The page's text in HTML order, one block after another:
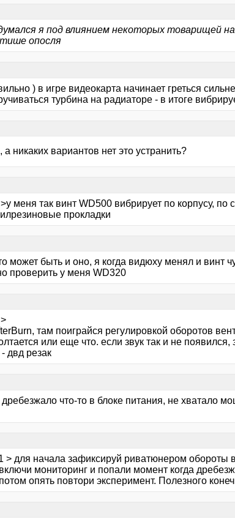
я под влиянием некоторых товарищей
опосля
) в игре видеокарта начинает греться
турбина на радиаторе - в итоге
никаких вариантов нет это устранить?
меня так винт WD500 вибрирует по корпусу, по
прокладки
может быть и оно, я когда видюху менял и винт
проверить у меня WD320
там поиграйся регулировкой оборотов
или еще что. если звук так и не появился,
двд резак
что-то в блоке питания, не хватало
> для начала зафиксируй риватюнером обороты
мониторинг и попали момент когда
опять повтори эксперимент. Полезного